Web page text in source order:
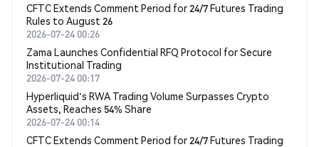
CFTC Extends Comment Period for 24/7 Futures Trading
Rules to August 26
2026-07-24 00:26
Zama Launches Confidential RFQ Protocol for Secure
Institutional Trading
2026-07-24 00:17
Hyperliquid's RWA Trading Volume Surpasses Crypto
Assets, Reaches 54% Share
2026-07-24 00:14
CFTC Extends Comment Period for 24/7 Futures Trading